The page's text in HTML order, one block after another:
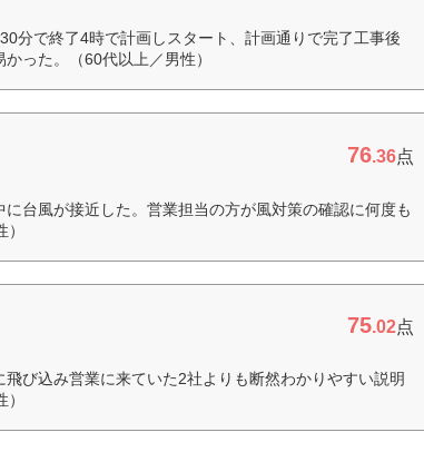
分で終了4時で計画しスタート、計画通りで完了工事後
った。（60代以上／男性）
76.36点
台風が接近した。営業担当の方が風対策の確認に何度も
75.02点
び込み営業に来ていた2社よりも断然わかりやすい説明